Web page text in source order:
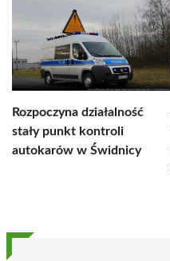
Rozpoczyna działalność
stały punkt kontroli
autokarów w Świdnicy